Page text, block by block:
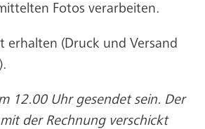
Fotos verarbeiten.
erhalten (Druck und Versand
12.00 Uhr gesendet sein. Der
der Rechnung verschickt